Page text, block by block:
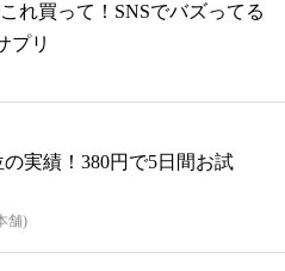
これ買って！SNSでバズってる
プリ
実績！380円で5日間お試
舗)